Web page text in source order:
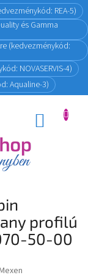
REA-5)
és Gamma
(kedvezménykód:
NOVASERVIS-4)
Aqualine-3)
KOSÁR
profilú
50-00